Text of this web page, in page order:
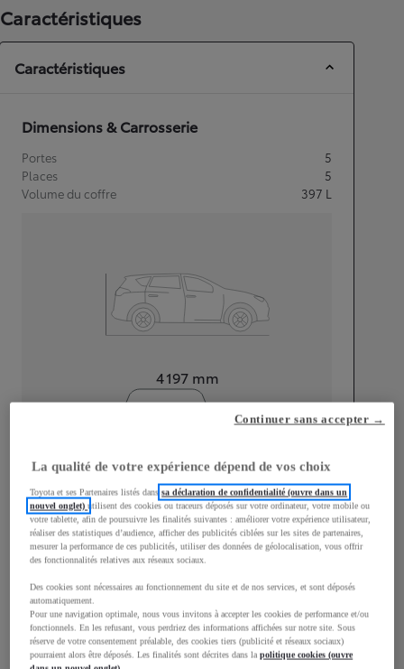
Caractéristiques
Caractéristiques
Dimensions & Carrosserie
Portes
5
Places
5
Volume du coffre
397 L
4 197 mm
Largeur
1 765mm
Consommation mixte
Consommation mixte 4,5L/100 km
Émissions CO2
102g/km
La qualité de votre expérience dépend de vos choix
Toyota et ses Partenaires listés danssa déclaration de confidentialité (ouvre dans un
nouvel onglet)utilisent des cookies ou traceurs déposés sur votre ordinateur, votre mobile ou
votre tablette, afin de poursuivre les finalités suivantes : améliorer votre expérience utilisateur,
réaliser des statistiques d’audience, afficher des publicités ciblées sur les sites de partenaires,
mesurer la performance de ces publicités, utiliser des données de géolocalisation, vous offrir
des fonctionnalités relatives aux réseaux sociaux.
Des cookies sont nécessaires au fonctionnement du site et de nos services, et sont déposés
automatiquement.
Pour une navigation optimale, nous vous invitons à accepter les cookies de performance et/ou
fonctionnels. En les refusant, vous perdriez des informations affichées sur notre site. Sous
réserve de votre consentement préalable, des cookies tiers (publicité et réseaux sociaux)
pourraient alors être déposés. Les finalités sont décrites dans lapolitique cookies (ouvre
Continuer sans accepter →